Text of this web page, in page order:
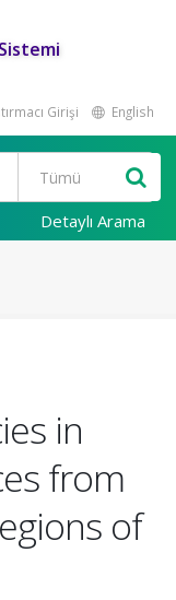
Girişi English
Detaylı Arama
in
from
of